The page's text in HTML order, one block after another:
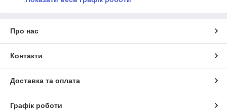
Про нас
Контакти
Доставка та оплата
Графік роботи